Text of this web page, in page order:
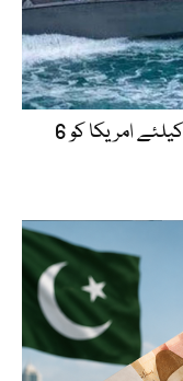
ایران نے آبنائے ہرمز مکمل طور پر کھولنے کیلئے امریکا کو 6